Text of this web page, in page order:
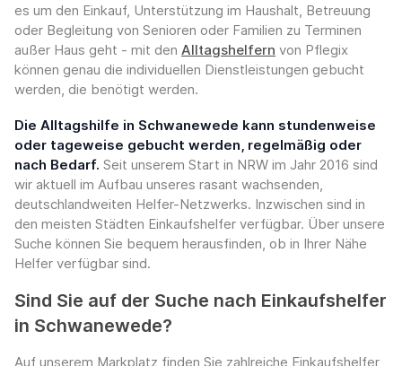
es um den Einkauf, Unterstützung im Haushalt, Betreuung
oder Begleitung von Senioren oder Familien zu Terminen
außer Haus geht - mit den Alltagshelfern von Pflegix
können genau die individuellen Dienstleistungen gebucht
werden, die benötigt werden.
Die Alltagshilfe in Schwanewede kann stundenweise
oder tageweise gebucht werden, regelmäßig oder
nach Bedarf. Seit unserem Start in NRW im Jahr 2016 sind
wir aktuell im Aufbau unseres rasant wachsenden,
deutschlandweiten Helfer-Netzwerks. Inzwischen sind in
den meisten Städten Einkaufshelfer verfügbar. Über unsere
Suche können Sie bequem herausfinden, ob in Ihrer Nähe
Helfer verfügbar sind.
Sind Sie auf der Suche nach Einkaufshelfer
in Schwanewede?
Auf unserem Markplatz finden Sie zahlreiche Einkaufshelfer